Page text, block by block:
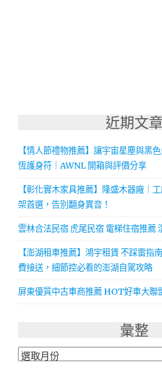
近期文章
【情人節禮物推薦】讓宇宙星塵與黑
恆護身符｜AWNL 開箱與評價分享
【彰化實木家具推薦】隆盛木器廠｜
架首選，告別翻身異音！
雲林合法民宿 虎尾民宿 電梯住宿推薦
【澎湖租車推薦】鴻宇租賃 不踩雷指
費接送，細節控必看的澎湖自駕攻略
屏東優質中古車商推薦 HOT好車大聯
彙整
彙